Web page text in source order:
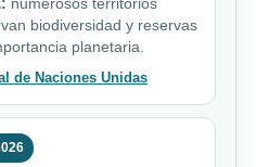
numerosos territorios
biodiversidad y reservas
planetaria.
de Naciones Unidas